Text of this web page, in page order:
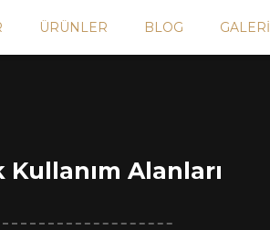
ÜRÜNLER BLOG GALERI
Alanları